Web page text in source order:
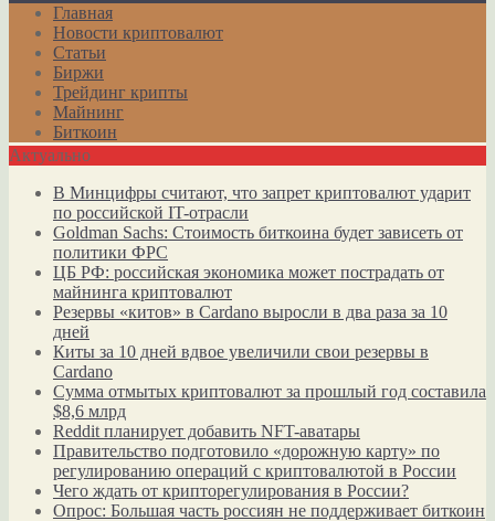
Главная
Новости криптовалют
Статьи
Биржи
Трейдинг крипты
Майнинг
Биткоин
Актуально
В Минцифры считают, что запрет криптовалют ударит
по российской IT-отрасли
Goldman Sachs: Стоимость биткоина будет зависеть от
политики ФРС
ЦБ РФ: российская экономика может пострадать от
майнинга криптовалют
Резервы «китов» в Cardano выросли в два раза за 10
дней
Киты за 10 дней вдвое увеличили свои резервы в
Cardano
Сумма отмытых криптовалют за прошлый год составила
$8,6 млрд
Reddit планирует добавить NFT-аватары
Правительство подготовило «дорожную карту» по
регулированию операций с криптовалютой в России
Чего ждать от крипторегулирования в России?
Опрос: Большая часть россиян не поддерживает биткоин